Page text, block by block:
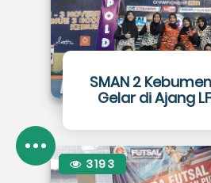
SMAN 2
Gelar di Ajang
3193